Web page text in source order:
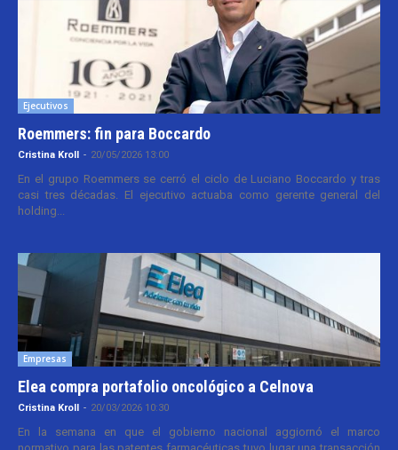
Ejecutivos
Roemmers: fin para Boccardo
Cristina Kroll - 20/05/2026 13:00
En el grupo Roemmers se cerró el ciclo de Luciano Boccardo y tras
casi tres décadas. El ejecutivo actuaba como gerente general del
holding...
Empresas
Elea compra portafolio oncológico a Celnova
Cristina Kroll - 20/03/2026 10:30
En la semana en que el gobierno nacional aggiornó el marco